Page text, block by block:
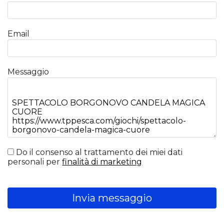
Email
Messaggio
Do il consenso al trattamento dei miei dati
personali perfinalità di marketing
Invia messaggio